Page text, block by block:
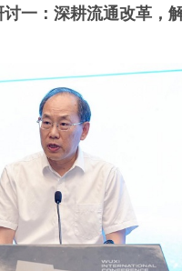
一：深耕流通改革，